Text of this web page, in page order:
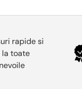
rapide si
toate